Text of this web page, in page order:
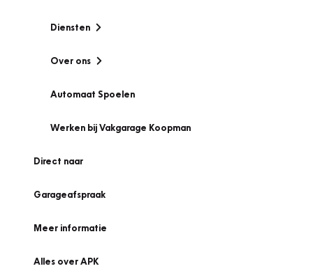
Diensten
Over ons
Automaat Spoelen
Werken bij Vakgarage Koopman
Direct naar
Garageafspraak
Meer informatie
Alles over APK